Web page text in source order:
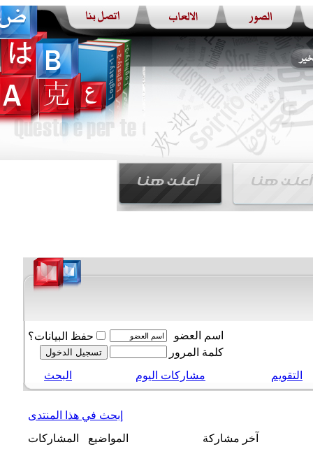
اسم العضو
حفظ البيانات؟
كلمة المرور
التقويم
مشاركات اليوم البحث
إبحث في هذا المنتدى
آخر مشاركة
المواضيع
المشاركات